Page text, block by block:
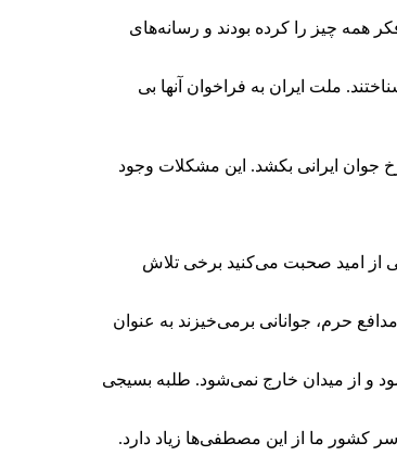
همه چیز را کرده بودند و رسانه‌های
ملت ایران به فراخوان آنها بی
جوان ایرانی بکشد. این مشکلات وجود
از امید صحبت می‌کنید برخی تلاش
حرم، جوانانی برمی‌خیزند به عنوان
و از میدان خارج نمی‌شود. طلبه بسیجی
کشور ما از این مصطفی‌ها زیاد دارد.